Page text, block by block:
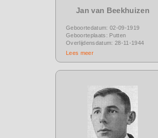
Jan van Beekhuizen
Geboortedatum: 02-09-1919
Geboorteplaats: Putten
Overlijdensdatum: 28-11-1944
Lees meer